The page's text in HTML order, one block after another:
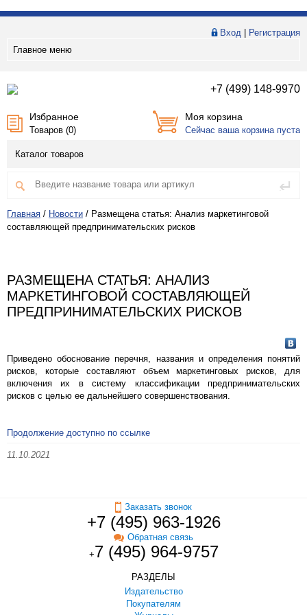
Вход
Регистрация
Главное меню
+7 (499) 148-9970
Избранное
Товаров (0)
Моя корзина
Сейчас ваша корзина пуста
Каталог товаров
Главная / Новости / Размещена статья: Анализ маркетинговой
составляющей предпринимательских рисков
РАЗМЕЩЕНА СТАТЬЯ: АНАЛИЗ
МАРКЕТИНГОВОЙ СОСТАВЛЯЮЩЕЙ
ПРЕДПРИНИМАТЕЛЬСКИХ РИСКОВ
Приведено обоснование перечня, названия и определения понятий
рисков, которые составляют объем маркетинговых рисков, для
включения их в систему классификации предпринимательских
рисков с целью ее дальнейшего совершенствования.
Продолжение доступно по ссылке
11.10.2021
Заказать звонок
+7 (495) 963-1926
Обратная связь
+7 (495) 964-9757
РАЗДЕЛЫ
Издательство
Покупателям